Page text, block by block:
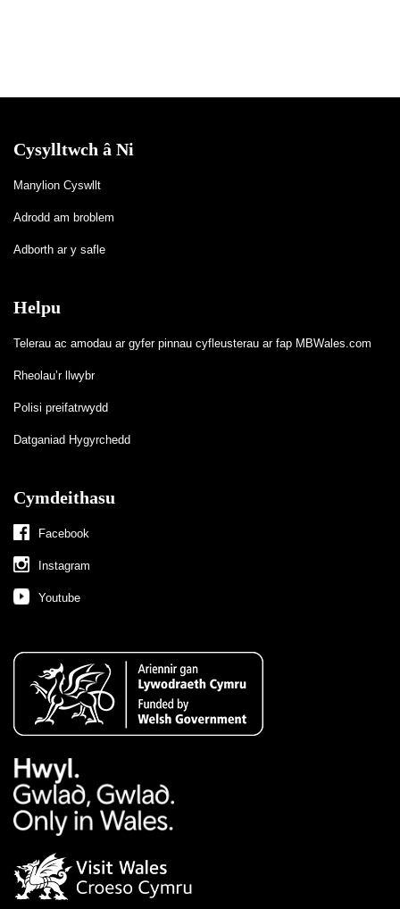
Cysylltwch â Ni
Manylion Cyswllt
Adrodd am broblem
Adborth ar y safle
Helpu
Telerau ac amodau ar gyfer pinnau cyfleusterau ar fap MBWales.com
Rheolau’r llwybr
Polisi preifatrwydd
Datganiad Hygyrchedd
Cymdeithasu
Facebook
Instagram
Youtube